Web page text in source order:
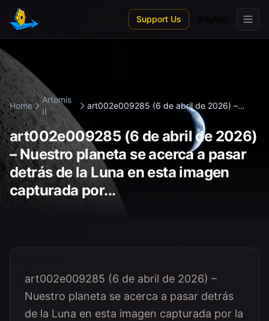
Skip to main content
Support Us
Home
Artemis
II
art002e009285 (6 de abril de 2026) –
art002e009285 (6 de abril de 2026)
– Nuestro planeta se acerca a pasar
detrás de la Luna en esta imagen
capturada por...
art002e009285 (6 de abril de 2026) –
Nuestro planeta se acerca a pasar detrás
de la Luna en esta imagen capturada por la